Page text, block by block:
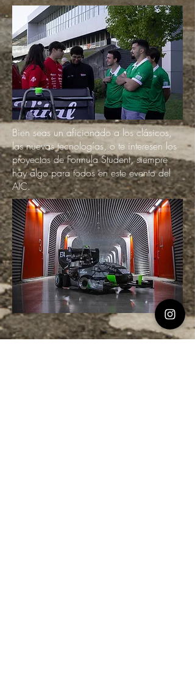
Bien seas un aficionado a los clásicos,
las nuevas tecnologías, o te interesen los
proyectos de Formula Student, siempre
hay algo para todos en este evento del
AIC.